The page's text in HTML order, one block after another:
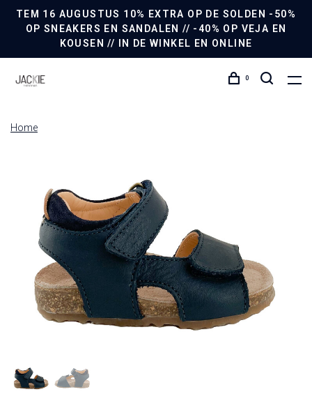
TEM 16 AUGUSTUS 10% EXTRA OP DE SOLDEN -50%
OP SNEAKERS EN SANDALEN // -40% OP VEJA EN
KOUSEN // IN DE WINKEL EN ONLINE
0
Home